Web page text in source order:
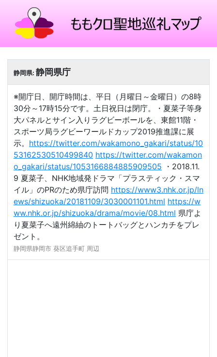
静岡県: 静岡県庁
※開庁日、開庁時間は、平日（月曜日～金曜日）の8時
30分～17時15分です。土日祝日は閉庁。・夏菜子等身
大パネルとサイン入りラグビーボールを、東館11階・
スポーツ局ラグビーワールドカップ2019推進課に展
示。 https://twitter.com/wakamono_gakari/status/10
53162530510499840 https://twitter.com/wakamon
o_gakari/status/1053166884885909505 ・2018.11.
9 夏菜子、NHK地域発ドラマ「プラスティック・スマ
イル」のPRのため県庁訪問 https://www3.nhk.or.jp/ln
ews/shizuoka/20181109/3030001101.html https://w
ww.nhk.or.jp/shizuoka/drama/movie/08.html 県庁よ
り夏菜子へ遠州綿紬のトートバッグとハンカチをプレ
ゼント。
静岡県静岡市 葵区追手町 周辺